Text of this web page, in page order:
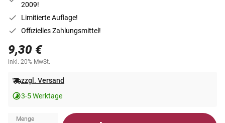
2009!
Limitierte Auflage!
Offizielles Zahlungsmittel!
9,30 €
inkl. 20% MwSt.
zzgl. Versand
3-5 Werktage
Menge